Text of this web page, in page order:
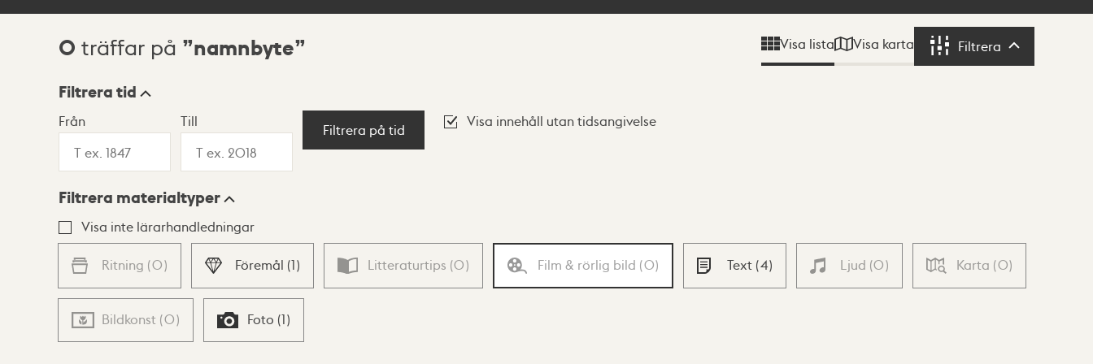
Sökresultat
0 träffar på namnbyte Visa lista Visa karta Filtrera Filtrera
Visningsläge
Lista Karta
Filtrera tid
Från Till
Filtrera på tid
Visa innehåll utan tidsangivelse
Filtrera materialtyper
Visa inte lärarhandledningar
Ritning (0) Föremål (1) Litteraturtips (0) Film & rörlig bild (0) Text (4) Ljud (0) Karta (0)
Bildkonst (0) Foto (1)